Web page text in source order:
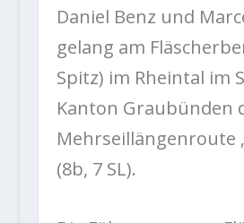
Daniel Benz und
gelang am
Spitz) im Rheintal im
Kanton Graubünden
Mehrseillängenroute
(8b, 7 SL).